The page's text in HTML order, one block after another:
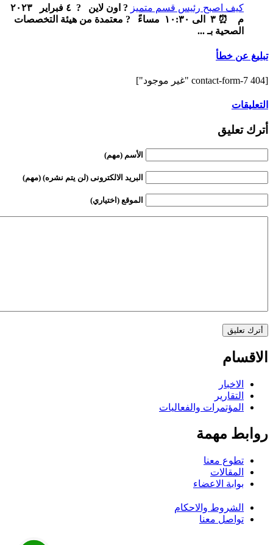
كيف اصبح رئيس قسم متميز
? اون لاين ‏ ‏ ? ٤ فبراير ٢٠٢٣
م ‏ ⏰ ٣ الى ١٠:٣٠ مساءً ‏ ‏ ? معتمدة من هيئة التخصصات
الصحية بـ ...
تبليغ عن خطأ
[contact-form-7 404 "غير موجود"]
التعليقات
أترك تعليق
الأسم (مهم)
البريد الالكترونى (لن يتم نشره) (مهم)
الموقع (اختياري)
الاقسام
الاخبار
التقارير
المؤتمرات والفعاليات
روابط مهمة
تطوع معنا
المقالات
بوابة الاعضاء
الشروط والاحكام
تواصل معنا